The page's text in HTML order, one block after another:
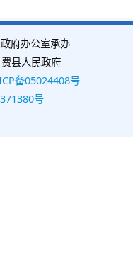
府办公室承办
县人民政府
备05024408号
号